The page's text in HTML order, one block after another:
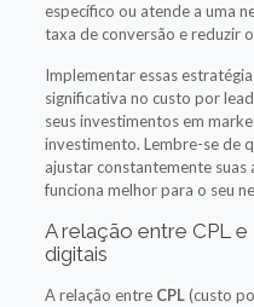
específico ou atende a uma
taxa de conversão e reduzir o
Implementar essas
significativa no custo por
seus investimentos em
investimento. Lembre-se de
ajustar constantemente
funciona melhor para o seu
A relação entre CPL
digitais
A relação entre CPL(custo